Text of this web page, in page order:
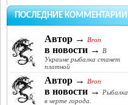
ПОСЛЕДНИЕ КОММЕНТАРИИ
Автор → Bron
в новости →
В
Украине рыбалка станет
платной
Автор → Bron
в новости →
Рыбалка
в черте города.